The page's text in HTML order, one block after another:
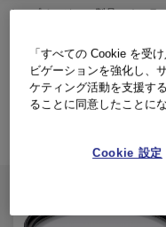
トップページ 製品・オンラ
ア
「すべての Cookie を受
ビゲーションを強化し、
ケティング活動を支援す
ることに同意したことに
Cookie 設定